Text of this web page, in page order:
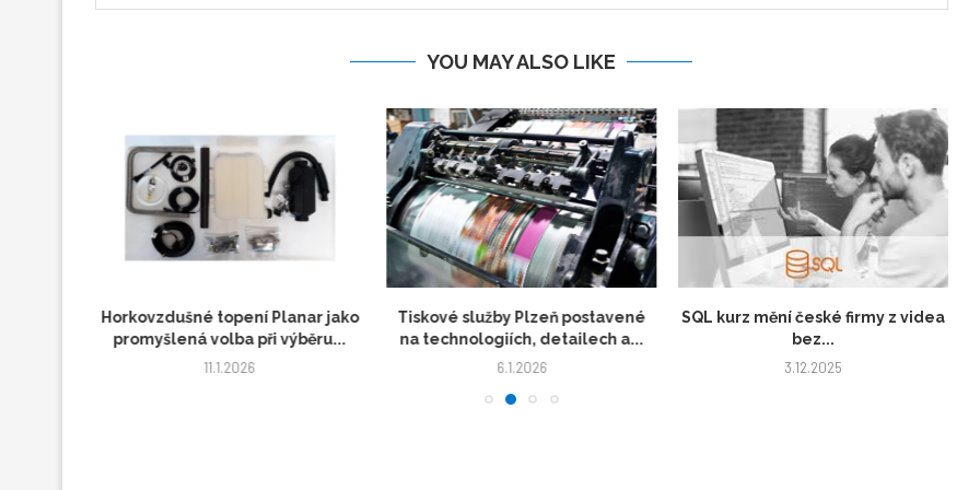
YOU MAY ALSO LIKE
Horkovzdušné topení Planar jako
promyšlená volba při výběru...
11.1.2026
Tiskové služby Plzeň postavené
na technologiích, detailech a...
6.1.2026
SQL kurz mění české firmy z videa
bez...
3.12.2025